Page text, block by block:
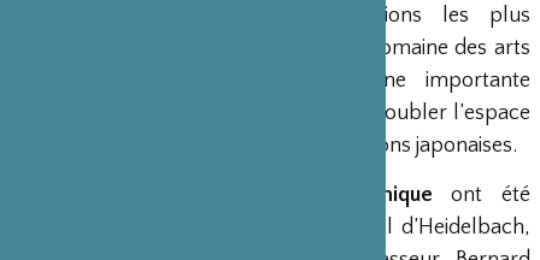
partie des deux ou trois institutions les plus
importantes dans le monde dans le domaine des arts
d’Asie. En 2001, s’est achevée une importante
rénovation qui a permis au musée de doubler l’espace
consacré à la présentation des collections japonaises.
Les galeries du Panthéon Bouddhique ont été
inaugurées en 1991 dans l’ancien hôtel d’Heidelbach,